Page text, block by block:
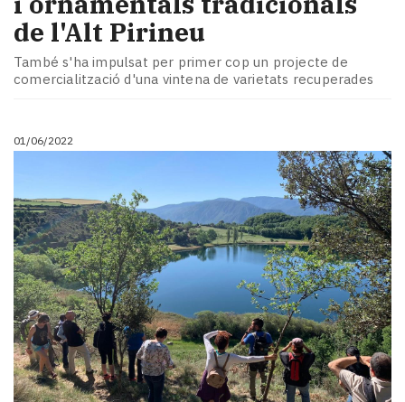
de l'Alt Pirineu
També s'ha impulsat per primer cop un projecte de
comercialització d'una vintena de varietats recuperades
01/06/2022